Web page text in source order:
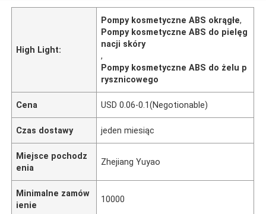
High Light:
Pompy kosmetyczne ABS okrągłe,
Pompy kosmetyczne ABS do pielęg
nacji skóry
,
Pompy kosmetyczne ABS do żelu p
rysznicowego
Cena USD 0.06-0.1(Negotionable)
Czas dostawy jeden miesiąc
Miejsce pochodz
enia
Zhejiang Yuyao
Minimalne zamów
ienie
10000